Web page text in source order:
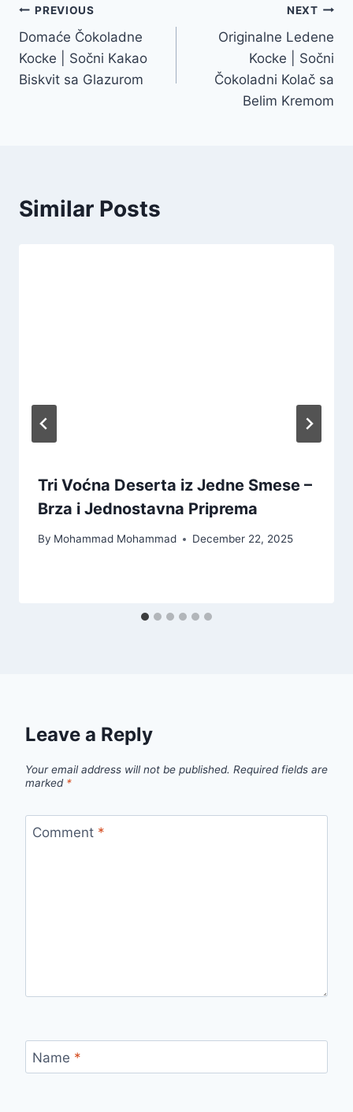
Post
navigation
PREVIOUS
Domaće Čokoladne
Kocke | Sočni Kakao
Biskvit sa Glazurom
NEXT
Originalne Ledene
Kocke | Sočni
Čokoladni Kolač sa
Belim Kremom
Similar Posts
Tri Voćna Deserta iz Jedne Smese –
Brza i Jednostavna Priprema
By Mohammad Mohammad December 22, 2025
Leave a Reply
Your email address will not be published. Required fields are
marked *
Comment *
Name *